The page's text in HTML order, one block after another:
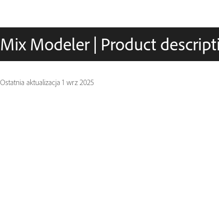
Mix Modeler | Product
Ostatnia aktualizacja 1 wrz 2025